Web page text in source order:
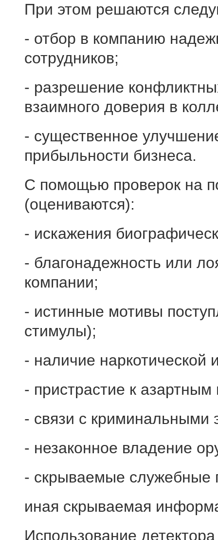
При этом решаются
- отбор в компанию
сотрудников;
- разрешение
взаимного доверия в
- существенное
прибыльности бизнеса.
С помощью проверок на
(оцениваются):
- искажения
- благонадежность или
компании;
- истинные мотивы
стимулы);
- наличие наркотической
- пристрастие к азартным
- связи с криминальными
- незаконное владение
- скрываемые служебные
иная скрываемая
Использование